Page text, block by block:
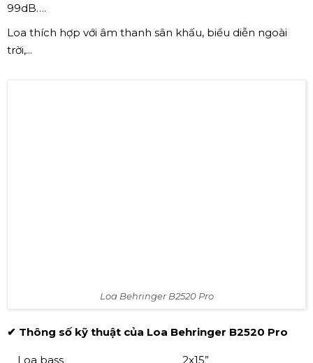
99dB….
Loa thích hợp với âm thanh sân khấu, biểu diễn ngoài
trời,...